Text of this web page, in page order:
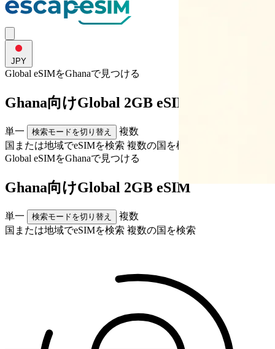
JPY
Global eSIMをGhanaで見つける
Ghana向けGlobal 2GB eSIM
単一 検索モードを切り替え
複数
国または地域でeSIMを検索 複数の国を検索
Global eSIMをGhanaで見つける
Ghana向けGlobal 2GB eSIM
単一 検索モードを切り替え
複数
国または地域でeSIMを検索 複数の国を検索